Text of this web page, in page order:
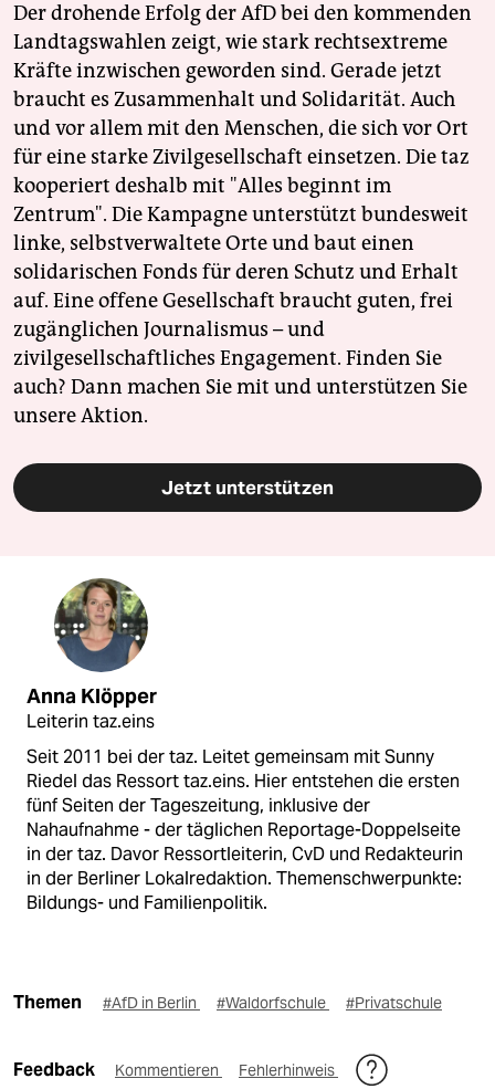
Der drohende Erfolg der AfD bei den kommenden
Landtagswahlen zeigt, wie stark rechtsextreme
Kräfte inzwischen geworden sind. Gerade jetzt
braucht es Zusammenhalt und Solidarität. Auch
und vor allem mit den Menschen, die sich vor Ort
für eine starke Zivilgesellschaft einsetzen. Die taz
kooperiert deshalb mit "Alles beginnt im
Zentrum". Die Kampagne unterstützt bundesweit
linke, selbstverwaltete Orte und baut einen
solidarischen Fonds für deren Schutz und Erhalt
auf. Eine offene Gesellschaft braucht guten, frei
zugänglichen Journalismus – und
zivilgesellschaftliches Engagement. Finden Sie
auch? Dann machen Sie mit und unterstützen Sie
unsere Aktion.
Jetzt unterstützen
Anna Klöpper
Leiterin taz.eins
Seit 2011 bei der taz. Leitet gemeinsam mit Sunny
Riedel das Ressort taz.eins. Hier entstehen die ersten
fünf Seiten der Tageszeitung, inklusive der
Nahaufnahme - der täglichen Reportage-Doppelseite
in der taz. Davor Ressortleiterin, CvD und Redakteurin
in der Berliner Lokalredaktion. Themenschwerpunkte:
Bildungs- und Familienpolitik.
Themen #AfD in Berlin #Waldorfschule #Privatschule
Feedback Kommentieren Fehlerhinweis